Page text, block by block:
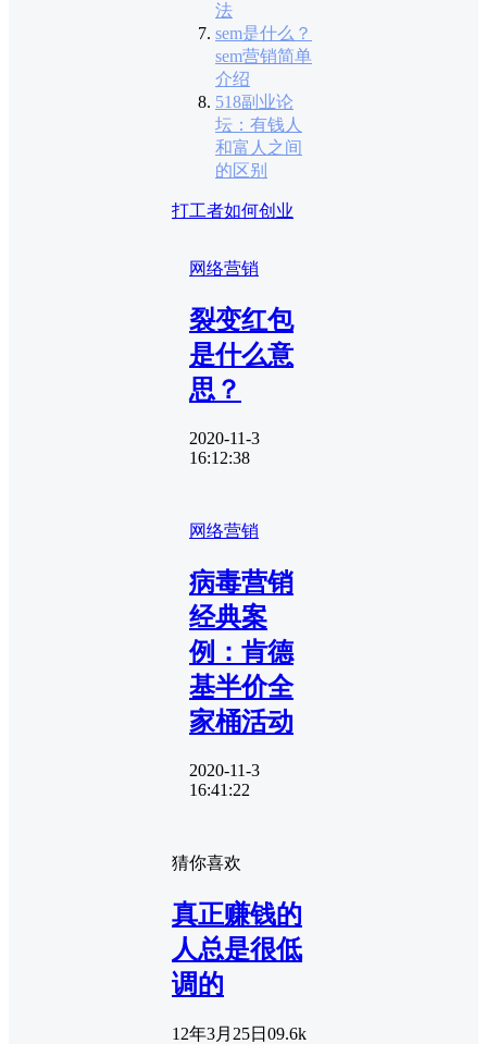
法
sem是什么？
sem营销简单
介绍
518副业论
坛：有钱人
和富人之间
的区别
打工者如何创业
网络营销
裂变红包
是什么意
思？
2020-11-3
16:12:38
网络营销
病毒营销
经典案
例：肯德
基半价全
家桶活动
2020-11-3
16:41:22
猜你喜欢
真正赚钱的
人总是很低
调的
12年3月25日 09.6k